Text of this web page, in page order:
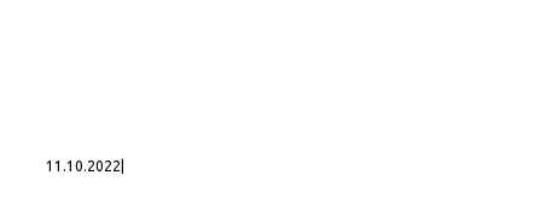
11.10.2022